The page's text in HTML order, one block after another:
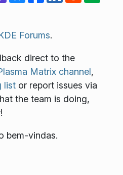
Forums.
direct to the
Matrix channel,
listor report issues via
the team is doing,
bem-vindas.